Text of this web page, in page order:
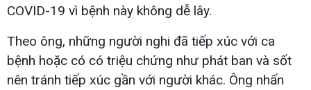
COVID-19 vì bệnh này không dễ lây.
Theo ông, những người nghi đã tiếp xúc với ca
bệnh hoặc có có triệu chứng như phát ban và sốt
nên tránh tiếp xúc gần với người khác. Ông nhấn